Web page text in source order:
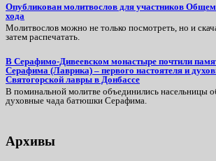
Опубликован молитвослов для участников
хода
Молитвослов можно не только посмотреть, но и
затем распечатать.
В Серафимо-Дивеевском монастыре почтили
Серафима (Лаврика) – первого настоятеля и
Святогорской лавры в Донбассе
В поминальной молитве объединились насельницы
духовные чада батюшки Серафима.
Архивы